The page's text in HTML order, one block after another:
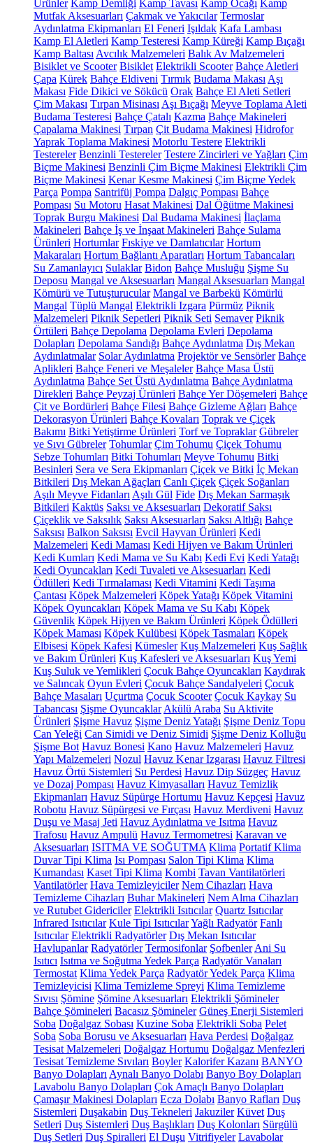
Ürünler Kamp Demliği Kamp Tavası Kamp Ocağı Kamp
Mutfak Aksesuarları Çakmak ve Yakıcılar Termoslar
Aydınlatma Ekipmanları El Feneri Işıldak Kafa Lambası
Kamp El Aletleri Kamp Testeresi Kamp Küreği Kamp Bıçağı
Kamp Baltası Avcılık Malzemeleri Balık Av Malzemeleri
Bisiklet ve Scooter Bisiklet Elektrikli Scooter Bahçe Aletleri
Çapa Kürek Bahçe Eldiveni Tırmık Budama Makası Aşı
Makası Fide Dikici ve Sökücü Orak Bahçe El Aleti Setleri
Çim Makası Tırpan Misinası Aşı Bıçağı Meyve Toplama Aleti
Budama Testeresi Bahçe Çatalı Kazma Bahçe Makineleri
Çapalama Makinesi Tırpan Çit Budama Makinesi Hidrofor
Yaprak Toplama Makinesi Motorlu Testere Elektrikli
Testereler Benzinli Testereler Testere Zincirleri ve Yağları Çim
Biçme Makinesi Benzinli Çim Biçme Makinesi Elektrikli Çim
Biçme Makinesi Kenar Kesme Makinesi Çim Biçme Yedek
Parça Pompa Santrifüj Pompa Dalgıç Pompası Bahçe
Pompası Su Motoru Hasat Makinesi Dal Öğütme Makinesi
Toprak Burgu Makinesi Dal Budama Makinesi İlaçlama
Makineleri Bahçe İş ve İnşaat Makineleri Bahçe Sulama
Ürünleri Hortumlar Fıskiye ve Damlatıcılar Hortum
Makaraları Hortum Bağlantı Aparatları Hortum Tabancaları
Su Zamanlayıcı Sulaklar Bidon Bahçe Musluğu Şişme Su
Deposu Mangal ve Aksesuarları Mangal Aksesuarları Mangal
Kömürü ve Tutuşturucular Mangal ve Barbekü Kömürlü
Mangal Tüplü Mangal Elektrikli Izgara Pürmüz Piknik
Malzemeleri Piknik Sepetleri Piknik Seti Semaver Piknik
Örtüleri Bahçe Depolama Depolama Evleri Depolama
Dolapları Depolama Sandığı Bahçe Aydınlatma Dış Mekan
Aydınlatmalar Solar Aydınlatma Projektör ve Sensörler Bahçe
Aplikleri Bahçe Feneri ve Meşaleler Bahçe Masa Üstü
Aydınlatma Bahçe Set Üstü Aydınlatma Bahçe Aydınlatma
Direkleri Bahçe Peyzaj Ürünleri Bahçe Yer Döşemeleri Bahçe
Çit ve Bordürleri Bahçe Filesi Bahçe Gizleme Ağları Bahçe
Dekorasyon Ürünleri Bahçe Kovaları Toprak ve Çiçek
Bakımı Bitki Yetiştirme Ürünleri Torf ve Topraklar Gübreler
ve Sıvı Gübreler Tohumlar Çim Tohumu Çiçek Tohumu
Sebze Tohumları Bitki Tohumları Meyve Tohumu Bitki
Besinleri Sera ve Sera Ekipmanları Çiçek ve Bitki İç Mekan
Bitkileri Dış Mekan Ağaçları Canlı Çiçek Çiçek Soğanları
Aşılı Meyve Fidanları Aşılı Gül Fide Dış Mekan Sarmaşık
Bitkileri Kaktüs Saksı ve Aksesuarları Dekoratif Saksı
Çiçeklik ve Saksılık Saksı Aksesuarları Saksı Altlığı Bahçe
Saksısı Balkon Saksısı Evcil Hayvan Ürünleri Kedi
Malzemeleri Kedi Maması Kedi Hijyen ve Bakım Ürünleri
Kedi Kumları Kedi Mama ve Su Kabı Kedi Evi Kedi Yatağı
Kedi Oyuncakları Kedi Tuvaleti ve Aksesuarları Kedi
Ödülleri Kedi Tırmalaması Kedi Vitamini Kedi Taşıma
Çantası Köpek Malzemeleri Köpek Yatağı Köpek Vitamini
Köpek Oyuncakları Köpek Mama ve Su Kabı Köpek
Güvenlik Köpek Hijyen ve Bakım Ürünleri Köpek Ödülleri
Köpek Maması Köpek Kulübesi Köpek Tasmaları Köpek
Elbisesi Köpek Kafesi Kümesler Kuş Malzemeleri Kuş Sağlık
ve Bakım Ürünleri Kuş Kafesleri ve Aksesuarları Kuş Yemi
Kuş Suluk ve Yemlikleri Çocuk Bahçe Oyuncakları Kaydırak
ve Salıncak Oyun Evleri Çocuk Bahçe Sandalyeleri Çocuk
Bahçe Masaları Uçurtma Çocuk Scooter Çocuk Kaykay Su
Tabancası Şişme Oyuncaklar Akülü Araba Su Aktivite
Ürünleri Şişme Havuz Şişme Deniz Yatağı Şişme Deniz Topu
Can Yeleği Can Simidi ve Deniz Simidi Şişme Deniz Kolluğu
Şişme Bot Havuz Bonesi Kano Havuz Malzemeleri Havuz
Yapı Malzemeleri Nozul Havuz Kenar Izgarası Havuz Filtresi
Havuz Örtü Sistemleri Su Perdesi Havuz Dip Süzgeç Havuz
ve Dozaj Pompası Havuz Kimyasalları Havuz Temizlik
Ekipmanları Havuz Süpürge Hortumu Havuz Kepçesi Havuz
Robotu Havuz Süpürgesi ve Fırçası Havuz Merdiveni Havuz
Duşu ve Masaj Jeti Havuz Aydınlatma ve Isıtma Havuz
Trafosu Havuz Ampulü Havuz Termometresi Karavan ve
Aksesuarları ISITMA VE SOĞUTMA Klima Portatif Klima
Duvar Tipi Klima Isı Pompası Salon Tipi Klima Klima
Kumandası Kaset Tipi Klima Kombi Tavan Vantilatörleri
Vantilatörler Hava Temizleyiciler Nem Cihazları Hava
Temizleme Cihazları Buhar Makineleri Nem Alma Cihazları
ve Rutubet Gidericiler Elektrikli Isıtıcılar Quartz Isıtıcılar
Infrared Isıtıcılar Kule Tipi IsıtıcılarYağlı Radyatör Fanlı
Isıtıcılar Elektrikli Radyatörler Dış Mekan Isıtıcılar
Havlupanlar Radyatörler Termosifonlar Şofbenler Ani Su
Isıtıcı Isıtma ve Soğutma Yedek Parça Radyatör Vanaları
Termostat Klima Yedek Parça Radyatör Yedek Parça Klima
Temizleyicisi Klima Temizleme Spreyi Klima Temizleme
Sıvısı Şömine Şömine Aksesuarları Elektrikli Şömineler
Bahçe Şömineleri Bacasız Şömineler Güneş Enerji Sistemleri
Soba Doğalgaz Sobası Kuzine Soba Elektrikli Soba Pelet
Soba Soba Borusu ve Aksesuarları Hava Perdesi Doğalgaz
Tesisat Malzemeleri Doğalgaz Hortumu Doğalgaz Menfezleri
Tesisat Temizleme Sıvıları Boyler Kalorifer Kazanı BANYO
Banyo Dolapları Aynalı Banyo Dolabı Banyo Boy Dolapları
Lavabolu Banyo Dolapları Çok Amaçlı Banyo Dolapları
Çamaşır Makinesi Dolapları Ecza Dolabı Banyo Rafları Duş
Sistemleri Duşakabin Duş Tekneleri Jakuziler Küvet Duş
Setleri Duş Sistemleri Duş Başlıkları Duş Kolonları Sürgülü
Duş Setleri Duş Spiralleri El Duşu Vitrifiyeler Lavabolar